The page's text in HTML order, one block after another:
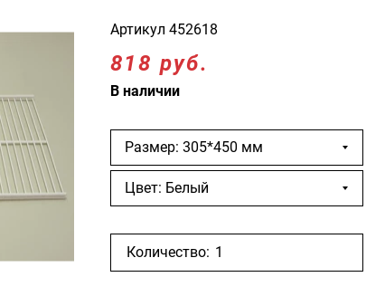
Артикул 452618
818 руб.
В наличии
Размер: 305*450 мм
Цвет: Белый
Количество: